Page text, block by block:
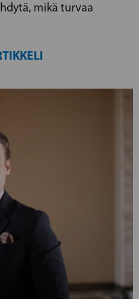
mikä turvaa